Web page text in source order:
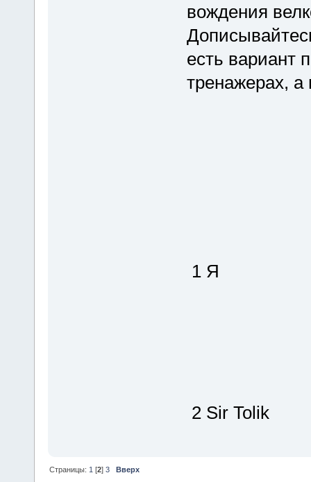
вождения
есть вариант
тренажерах, а
1 Я
2 Sir Tolik
Страницы: 1 [2]3 Вверх